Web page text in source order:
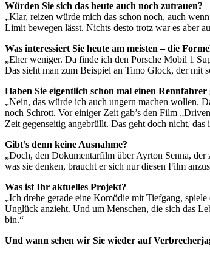
Würden Sie sich das heute auch noch zutrauen?
„Klar, reizen würde mich das schon noch, auch
Limit bewegen lässt. Nichts desto trotz war es aber
Was interessiert Sie heute am meisten – die
„Eher weniger. Da finde ich den Porsche Mobil 1
Das sieht man zum Beispiel an Timo Glock, der mit
Haben Sie eigentlich schon mal einen Rennfahrer
„Nein, das würde ich auch ungern machen wollen.
noch Schrott. Vor einiger Zeit gab’s den Film
Zeit gegenseitig angebrüllt. Das geht doch nicht,
Gibt’s denn keine Ausnahme?
„Doch, den Dokumentarfilm über Ayrton Senna,
was sie denken, braucht er sich nur diesen Film
Was ist Ihr aktuelles Projekt?
„Ich drehe gerade eine Komödie mit Tiefgang,
Unglück anzieht. Und um Menschen, die sich das
bin.“
Und wann sehen wir Sie wieder auf